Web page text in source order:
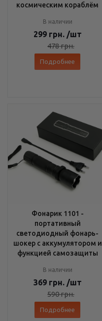
космическим кораблём
В наличии
299 грн. /шт
478грн.
Подробнее
Фонарик 1101 -
портативный
светодиодный фонарь-
шокер с аккумулятором и
функцией самозащиты
В наличии
369 грн. /шт
590грн.
Подробнее